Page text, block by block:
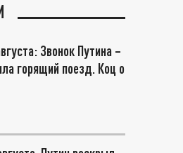
Звонок Путина –
горящий поезд. Коц о